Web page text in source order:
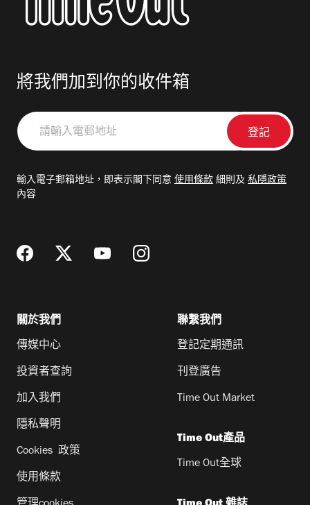
將我們加到你的收件箱
請
輸
郵
輸入電子郵箱地址，即表示閣下同意 使用條款 細則及 私隱政策
內容
關於我們
傳媒中心
投資者查詢
加入我們
隱私聲明
Cookies 政策
使用條款
聯繫我們
登記定期通訊
刊登廣告
Time Out Market
Time Out產品
Time Out全球